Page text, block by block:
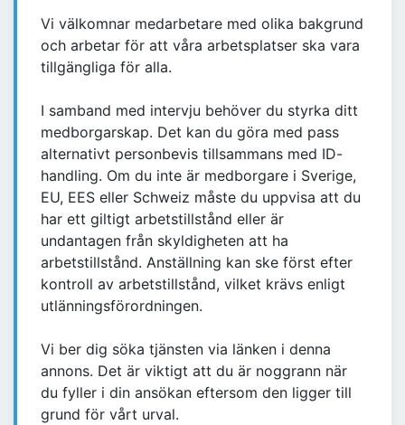
Vi välkomnar medarbetare med olika bakgrund
och arbetar för att våra arbetsplatser ska vara
tillgängliga för alla.
I samband med intervju behöver du styrka ditt
medborgarskap. Det kan du göra med pass
alternativt personbevis tillsammans med ID-
handling. Om du inte är medborgare i Sverige,
EU, EES eller Schweiz måste du uppvisa att du
har ett giltigt arbetstillstånd eller är
undantagen från skyldigheten att ha
arbetstillstånd. Anställning kan ske först efter
kontroll av arbetstillstånd, vilket krävs enligt
utlänningsförordningen.
Vi ber dig söka tjänsten via länken i denna
annons. Det är viktigt att du är noggrann när
du fyller i din ansökan eftersom den ligger till
grund för vårt urval.